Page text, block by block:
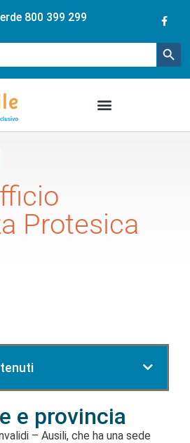
800 399 299
Protesica
e provincia
– Ausili, che ha una sede